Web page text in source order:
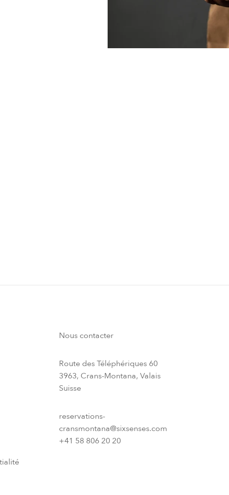
Nous contacter
Route des Téléphériques 60
3963, Crans-Montana, Valais
Suisse
reservations-
cransmontana@sixsenses.com
+41 58 806 20 20